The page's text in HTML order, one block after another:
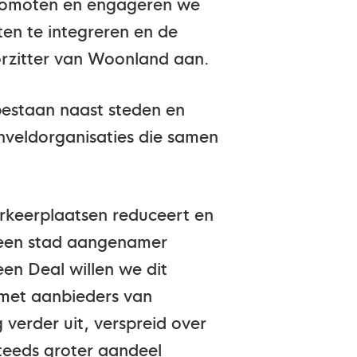
te integreren en de
van Woonland aan.
naast steden en
die samen
reduceert en
stad aangenamer
Deal willen we dit
aanbieders van
uit, verspreid over
groter aandeel